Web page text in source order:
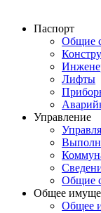
Паспорт
Общие
Лифты
Управление
Общие
Общее
Общее